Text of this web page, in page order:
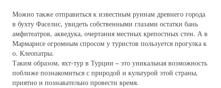
Можно также отправиться к известным руинам древнего города
в бухту Фаселис, увидеть собственными глазами остатки бань
амфитеатров, акведука, очертания местных крепостных стен. А в
Мармарисе огромным спросом у туристов пользуется прогулка к
о. Клеопатры.
Таким образом, яхт-тур в Турции – это уникальная возможность
поближе познакомиться с природой и культурой этой страны,
приятно и познавательно провести время.